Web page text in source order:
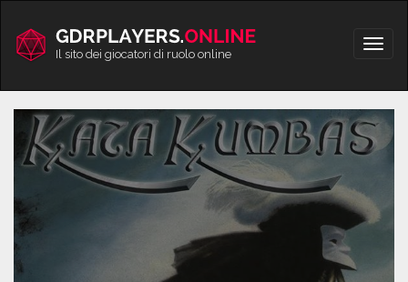
contenuto
Apri/
Il sito dei giocatori di ruolo online